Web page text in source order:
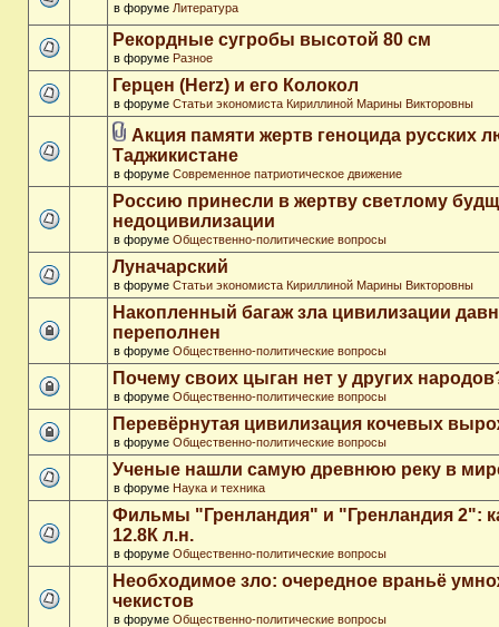
в форуме Литература
Рекордные сугробы высотой 80 см
в форуме Разное
Герцен (Herz) и его Колокол
в форуме Статьи экономиста Кириллиной Марины Викторовны
Акция памяти жертв геноцида русских
Таджикистане
в форуме Современное патриотическое движение
Россию принесли в жертву светлому
недоцивилизации
в форуме Общественно-политические вопросы
Луначарский
в форуме Статьи экономиста Кириллиной Марины Викторовны
Накопленный багаж зла цивилизации
переполнен
в форуме Общественно-политические вопросы
Почему своих цыган нет у других
в форуме Общественно-политические вопросы
Перевёрнутая цивилизация кочевых
в форуме Общественно-политические вопросы
Ученые нашли самую древнюю реку в
в форуме Наука и техника
Фильмы "Гренландия" и "Гренландия 2":
12.8К л.н.
в форуме Общественно-политические вопросы
Необходимое зло: очередное враньё
чекистов
в форуме Общественно-политические вопросы